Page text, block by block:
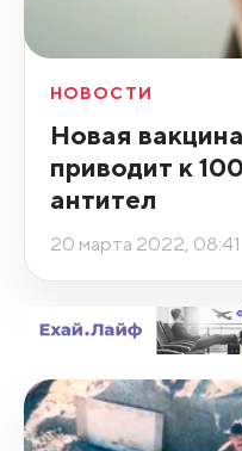
НОВОСТИ
Новая
приводит к
антител
20 марта 2022, 08:41